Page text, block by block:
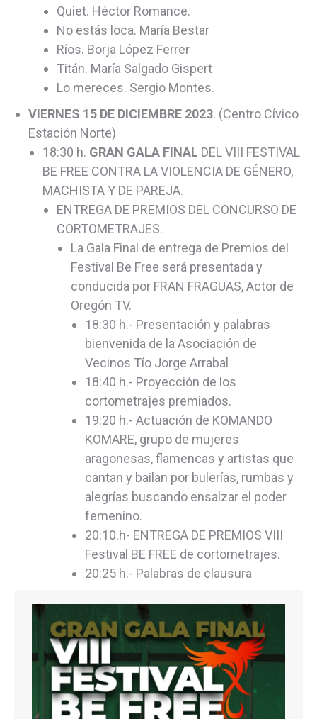
Quiet. Héctor Romance.
No estás loca. María Bestar
Ríos. Borja López Ferrer
Titán. María Salgado Gispert
Lo mereces. Sergio Montes.
VIERNES 15 DE DICIEMBRE 2023. (Centro Cívico
Estación Norte)
18:30 h. GRAN GALA FINAL DEL VIII FESTIVAL
BE FREE CONTRA LA VIOLENCIA DE GÉNERO,
MACHISTA Y DE PAREJA.
ENTREGA DE PREMIOS DEL CONCURSO DE
CORTOMETRAJES.
La Gala Final de entrega de Premios del
Festival Be Free será presentada y
conducida por FRAN FRAGUAS, Actor de
Oregón TV.
18:30 h.- Presentación y palabras
bienvenida de la Asociación de
Vecinos Tío Jorge Arrabal
18:40 h.- Proyección de los
cortometrajes premiados.
19:20 h.- Actuación de KOMANDO
KOMARE, grupo de mujeres
aragonesas, flamencas y artistas que
cantan y bailan por bulerías, rumbas y
alegrías buscando ensalzar el poder
femenino.
20:10.h- ENTREGA DE PREMIOS VIII
Festival BE FREE de cortometrajes.
20:25 h.- Palabras de clausura